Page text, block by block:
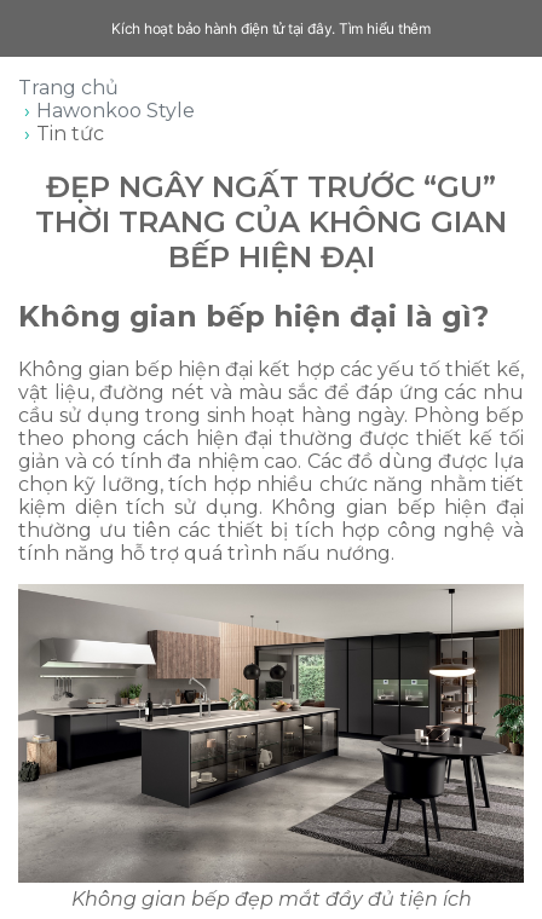
Kích hoạt bảo hành điện tử tại đây. Tìm hiểu thêm
Trang chủ
Hawonkoo Style
Tin tức
ĐẸP NGÂY NGẤT TRƯỚC “GU”
THỜI TRANG CỦA KHÔNG GIAN
BẾP HIỆN ĐẠI
Không gian bếp hiện đại là gì?
Không gian bếp hiện đại kết hợp các yếu tố thiết kế,
vật liệu, đường nét và màu sắc để đáp ứng các nhu
cầu sử dụng trong sinh hoạt hàng ngày. Phòng bếp
theo phong cách hiện đại thường được thiết kế tối
giản và có tính đa nhiệm cao. Các đồ dùng được lựa
chọn kỹ lưỡng, tích hợp nhiều chức năng nhằm tiết
kiệm diện tích sử dụng. Không gian bếp hiện đại
thường ưu tiên các thiết bị tích hợp công nghệ và
tính năng hỗ trợ quá trình nấu nướng.
Không gian bếp đẹp mắt đầy đủ tiện ích